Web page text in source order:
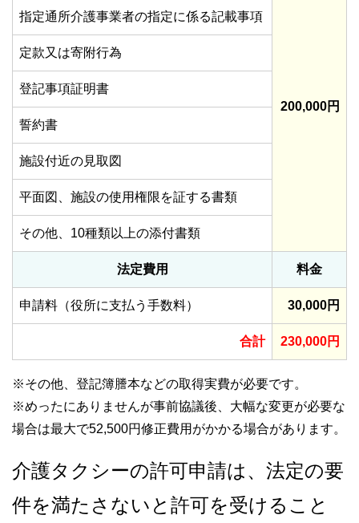
200,000円
指定通所介護事業者の指定に係る記載事項
定款又は寄附行為
登記事項証明書
誓約書
施設付近の見取図
平面図、施設の使用権限を証する書類
その他、10種類以上の添付書類
法定費用 料金
申請料（役所に支払う手数料） 30,000円
合計 230,000円
※その他、登記簿謄本などの取得実費が必要です。
※めったにありませんが事前協議後、大幅な変更が必要な
場合は最大で52,500円修正費用がかかる場合があります。
介護タクシーの許可申請は、法定の要
件を満たさないと許可を受けること